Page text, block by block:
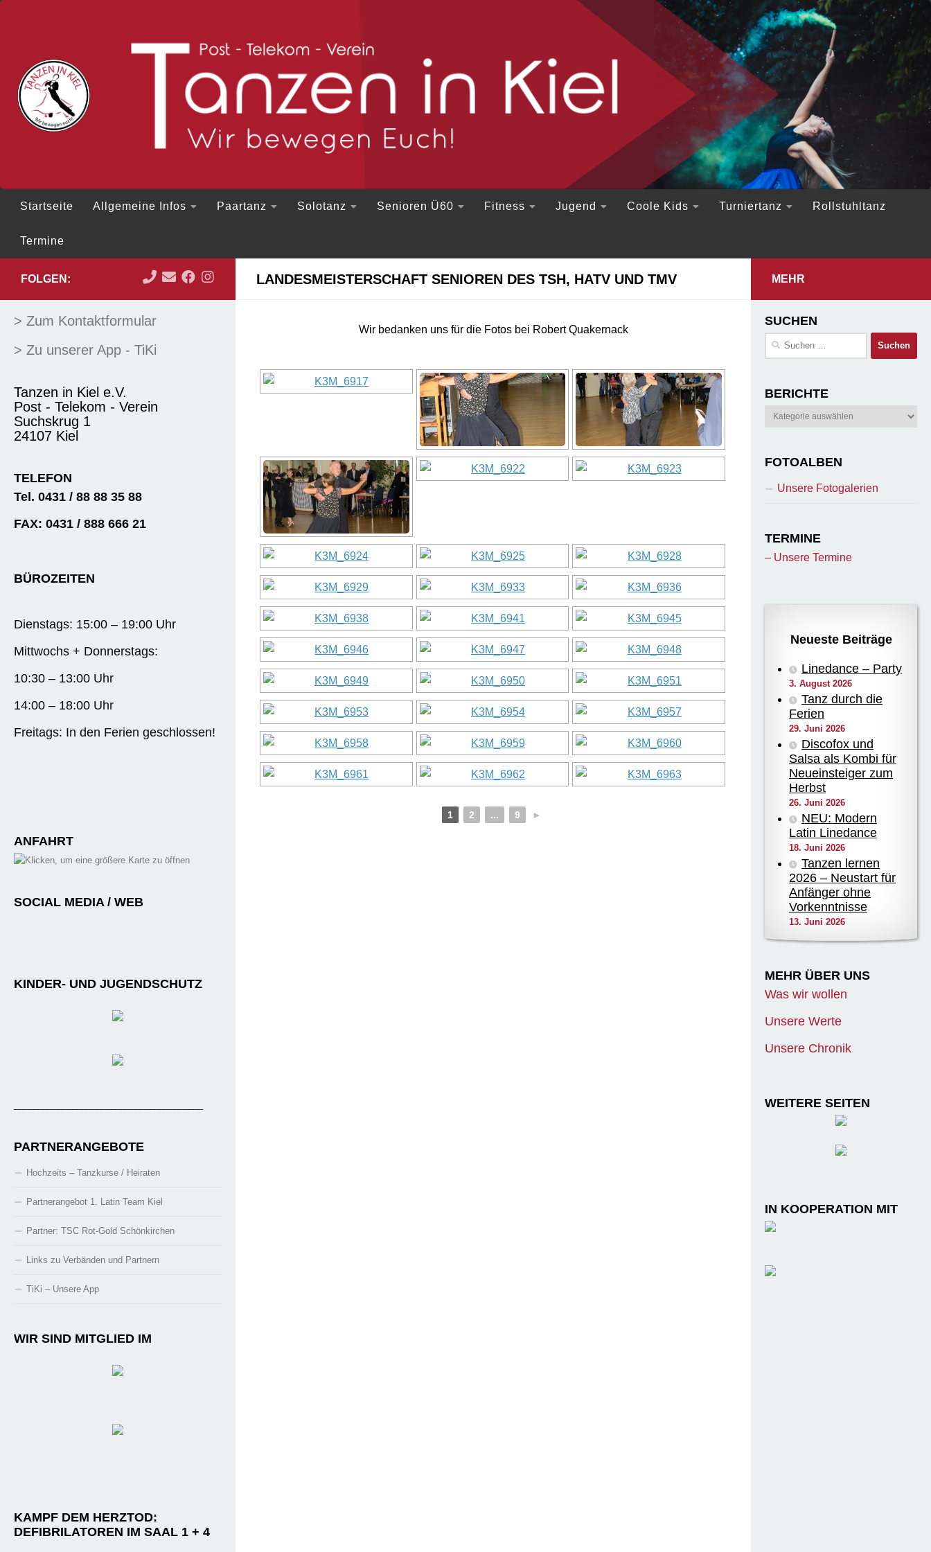
Startseite Allgemeine Infos Paartanz Solotanz Senioren Ü60 Fitness Jugend Coole Kids Turniertanz Rollstuhltanz
Termine
LANDESMEISTERSCHAFT SENIOREN DES TSH, HATV UND TMV
Wir bedanken uns für die Fotos bei Robert Quakernack
1 2 ... 9 ►
FOLGEN:
> Zum Kontaktformular
> Zu unserer App - TiKi
Tanzen in Kiel e.V.
Post - Telekom - Verein
Suchskrug 1
24107 Kiel
TELEFON
Tel. 0431 / 88 88 35 88
FAX: 0431 / 888 666 21
BÜROZEITEN
Dienstags: 15:00 – 19:00 Uhr
Mittwochs + Donnerstags:
10:30 – 13:00 Uhr
14:00 – 18:00 Uhr
Freitags: In den Ferien geschlossen!
ANFAHRT
SOCIAL MEDIA / WEB
KINDER- UND JUGENDSCHUTZ
PARTNERANGEBOTE
Hochzeits – Tanzkurse / Heiraten
Partnerangebot 1. Latin Team Kiel
Partner: TSC Rot-Gold Schönkirchen
Links zu Verbänden und Partnern
TiKi – Unsere App
WIR SIND MITGLIED IM
KAMPF DEM HERZTOD:
DEFIBRILATOREN IM SAAL 1 + 4
MEHR
SUCHEN
Suchen
BERICHTE
Berichte
FOTOALBEN
Unsere Fotogalerien
TERMINE
– Unsere Termine
Neueste Beiträge
Linedance – Party
3. August 2026
Tanz durch die
Ferien
29. Juni 2026
Discofox und
Salsa als Kombi für
Neueinsteiger zum
Herbst
26. Juni 2026
NEU: Modern
Latin Linedance
18. Juni 2026
Tanzen lernen
2026 – Neustart für
Anfänger ohne
Vorkenntnisse
13. Juni 2026
MEHR ÜBER UNS
Was wir wollen
Unsere Werte
Unsere Chronik
WEITERE SEITEN
IN KOOPERATION MIT